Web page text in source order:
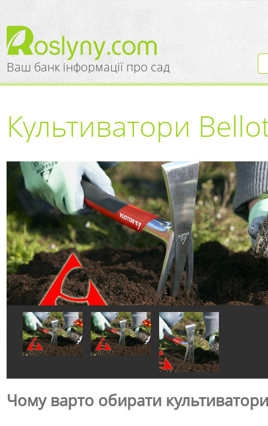
Ваш банк інформації про сад
Культиватори
Чому варто обирати